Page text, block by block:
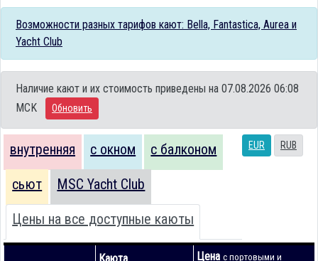
Возможности разных тарифов кают: Bella, Fantastica, Aurea и
Yacht Club
Наличие кают и их стоимость приведены на 07.08.2026 06:08
MCK
Обновить
EUR RUB
внутренняя с окном с балконом
сьют MSC Yacht Club
Цены на все доступные каюты
Каюта Цена с портовыми и